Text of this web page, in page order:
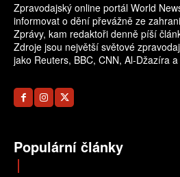
Zpravodajský online portál World
informovat o dění převážně ze
Zprávy, kam redaktoři denně píší
Zdroje jsou největší světové
jako Reuters, BBC, CNN, Al-Džazíra
Populární články